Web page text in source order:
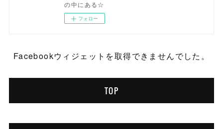
の中にある☆
フォロー
Facebookウィジェットを取得できませんでした。
TOP